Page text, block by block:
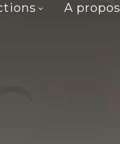
A propos